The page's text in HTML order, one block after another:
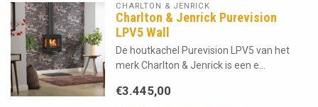
CHARLTON & JENRICK
Charlton & Jenrick Purevision
LPV5 Wall
De houtkachel Purevision LPV5 van het
merk Charlton & Jenrick is een e...
€3.445,00